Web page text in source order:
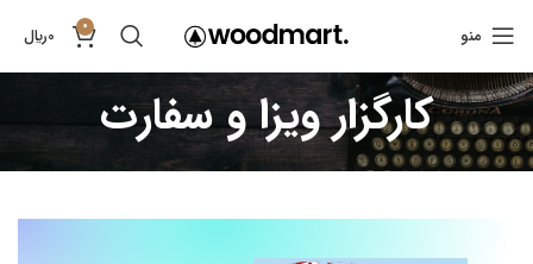
منو 0
0﷼
کارگزار ویزا و سفارت